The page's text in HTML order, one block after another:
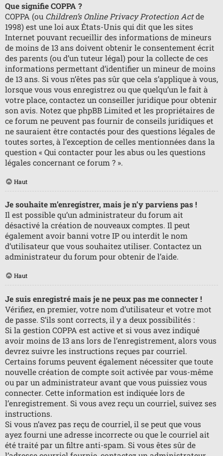
Que signifie COPPA ?
COPPA (ou Children’s Online Privacy Protection Actde
1998) est une loi aux États-Unis qui dit que les sites
Internet pouvant recueillir des informations de mineurs
de moins de 13 ans doivent obtenir le consentement écrit
des parents (ou d’un tuteur légal) pour la collecte de ces
informations permettant d’identifier un mineur de moins
de 13 ans. Si vous n’êtes pas sûr que cela s’applique à vous,
lorsque vous vous enregistrez ou que quelqu’un le fait à
votre place, contactez un conseiller juridique pour obtenir
son avis. Notez que phpBB Limited et les propriétaires de
ce forum ne peuvent pas fournir de conseils juridiques et
ne sauraient être contactés pour des questions légales de
toutes sortes, à l’exception de celles mentionnées dans la
question « Qui contacter pour les abus ou les questions
légales concernant ce forum ? ».
Haut
Je souhaite m’enregistrer, mais je n’y parviens pas !
Il est possible qu’un administrateur du forum ait
désactivé la création de nouveaux comptes. Il peut
également avoir banni votre IP ou interdit le nom
d’utilisateur que vous souhaitez utiliser. Contactez un
administrateur du forum pour obtenir de l’aide.
Haut
Je suis enregistré mais je ne peux pas me connecter !
Vérifiez, en premier, votre nom d’utilisateur et votre mot
de passe. S’ils sont corrects, il y a deux possibilités :
Si la gestion COPPA est active et si vous avez indiqué
avoir moins de 13 ans lors de l’enregistrement, alors vous
devrez suivre les instructions reçues par courriel.
Certains forums peuvent également nécessiter que toute
nouvelle création de compte soit activée par vous-même
ou par un administrateur avant que vous puissiez vous
connecter. Cette information est indiquée lors de
l’enregistrement. Si vous avez reçu un courriel, suivez ses
instructions.
Si vous n’avez pas reçu de courriel, il se peut que vous
ayez fourni une adresse incorrecte ou que le courriel ait
été traité par un filtre anti-spam. Si vous êtes sûr de